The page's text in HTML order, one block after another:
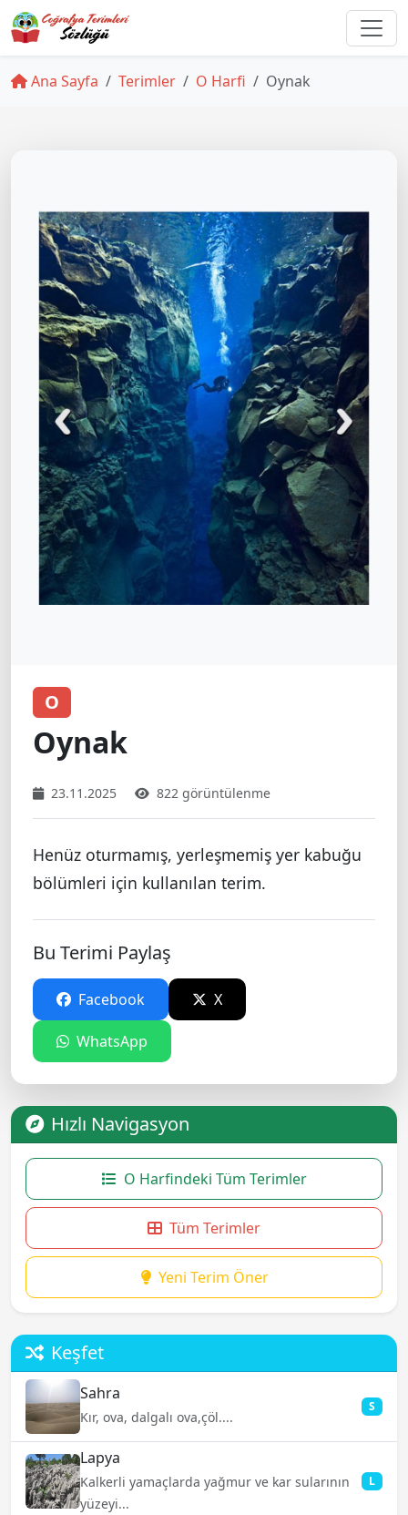
Ana Sayfa Terimler O Harfi Oynak
O
Oynak
23.11.2025 822 görüntülenme
Henüz oturmamış, yerleşmemiş yer kabuğu
bölümleri için kullanılan terim.
Bu Terimi Paylaş
Facebook X
WhatsApp
Hızlı Navigasyon
O Harfindeki Tüm Terimler
Tüm Terimler
Yeni Terim Öner
Keşfet
Sahra
Kır, ova, dalgalı ova,çöl....
S
Lapya
Kalkerli yamaçlarda yağmur ve kar sularının
yüzeyi...
L